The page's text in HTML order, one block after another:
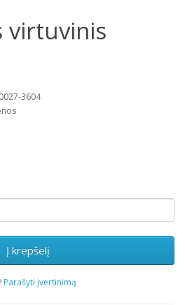
virtuvinis
3604
Į krepšelį
Parašyti įvertinimą